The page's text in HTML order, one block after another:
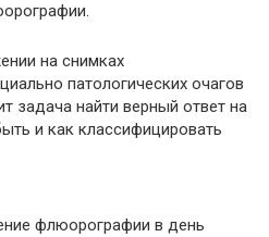
на снимках
патологических очагов
задача найти верный ответ на
и как классифицировать
флюорографии в день